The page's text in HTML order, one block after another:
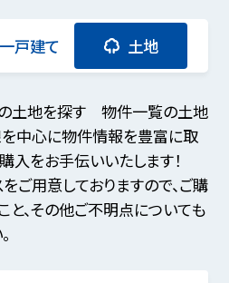
一戸建て 土地
の土地を探す 物件一覧の土地
中心に物件情報を豊富に取
入をお手伝いいたします！
ご用意しておりますので、ご購
と、その他ご不明点についても